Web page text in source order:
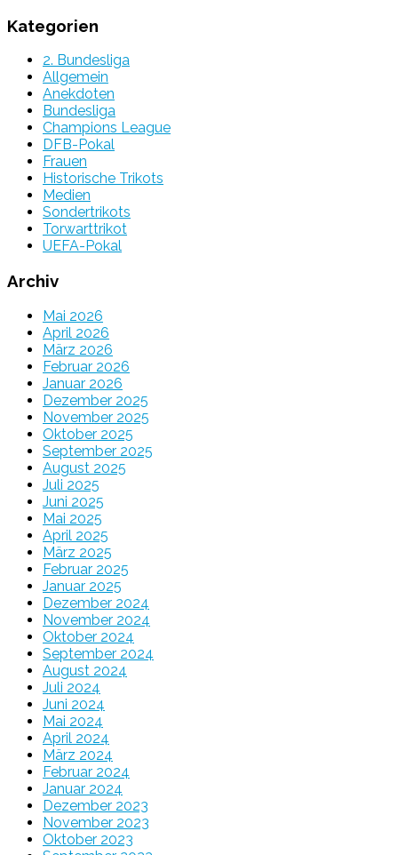
Kategorien
2. Bundesliga
Allgemein
Anekdoten
Bundesliga
Champions League
DFB-Pokal
Frauen
Historische Trikots
Medien
Sondertrikots
Torwarttrikot
UEFA-Pokal
Archiv
Mai 2026
April 2026
März 2026
Februar 2026
Januar 2026
Dezember 2025
November 2025
Oktober 2025
September 2025
August 2025
Juli 2025
Juni 2025
Mai 2025
April 2025
März 2025
Februar 2025
Januar 2025
Dezember 2024
November 2024
Oktober 2024
September 2024
August 2024
Juli 2024
Juni 2024
Mai 2024
April 2024
März 2024
Februar 2024
Januar 2024
Dezember 2023
November 2023
Oktober 2023